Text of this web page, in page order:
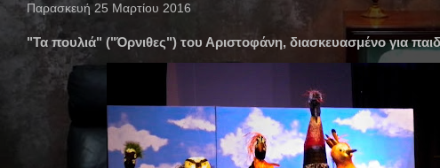
Παρασκευή 25 Μαρτίου 2016
"Τα πουλιά" ("Όρνιθες") του Αριστοφάνη, διασκευασμένο για